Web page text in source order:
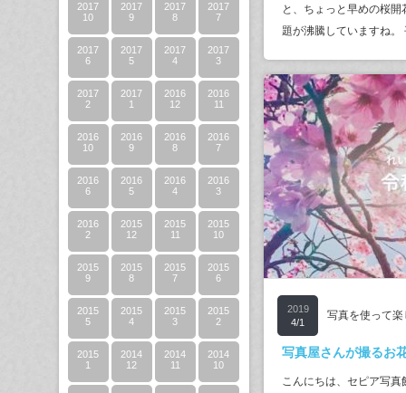
2017
10
2017
9
2017
8
2017
7
2017
6
2017
5
2017
4
2017
3
2017
2
2017
1
2016
12
2016
11
2016
10
2016
9
2016
8
2016
7
2016
6
2016
5
2016
4
2016
3
2016
2
2015
12
2015
11
2015
10
2015
9
2015
8
2015
7
2015
6
2015
5
2015
4
2015
3
2015
2
2015
1
2014
12
2014
11
2014
10
と、ちょっと早めの桜
題が沸騰していますね
2019
4/1
写真を使って
写真屋さんが撮るお
こんにちは、セピア写